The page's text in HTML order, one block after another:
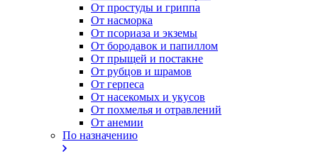
От простуды и гриппа
От насморка
Oт псориаза и экземы
От бородавок и папиллом
От прыщей и постакне
От рубцов и шрамов
От герпеса
От насекомых и укусов
От похмелья и отравлений
От анемии
По назначению